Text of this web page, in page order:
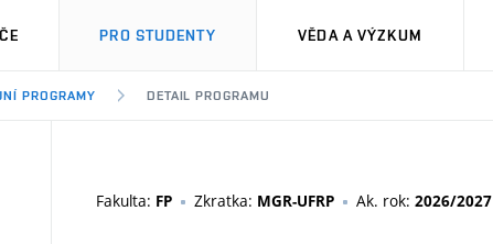
PRO STUDENTY VĚDA A VÝZKUM
PROGRAMY DETAIL PROGRAMU
Fakulta: FP Zkratka: MGR-UFRP Ak. rok: 2026/2027